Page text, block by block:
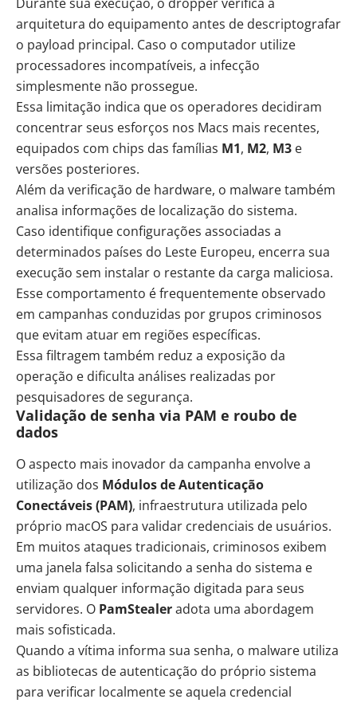
arquitetura do equipamento antes de descriptografar
o payload principal. Caso o computador utilize
processadores incompatíveis, a infecção
simplesmente não prossegue.
Essa limitação indica que os operadores decidiram
concentrar seus esforços nos Macs mais recentes,
equipados com chips das famílias M1, M2, M3 e
versões posteriores.
Além da verificação de hardware, o malware também
analisa informações de localização do sistema.
Caso identifique configurações associadas a
determinados países do Leste Europeu, encerra sua
execução sem instalar o restante da carga maliciosa.
Esse comportamento é frequentemente observado
em campanhas conduzidas por grupos criminosos
que evitam atuar em regiões específicas.
Essa filtragem também reduz a exposição da
operação e dificulta análises realizadas por
pesquisadores de segurança.
Validação de senha via PAM e roubo de
dados
O aspecto mais inovador da campanha envolve a
utilização dos Módulos de Autenticação
Conectáveis (PAM), infraestrutura utilizada pelo
próprio macOS para validar credenciais de usuários.
Em muitos ataques tradicionais, criminosos exibem
uma janela falsa solicitando a senha do sistema e
enviam qualquer informação digitada para seus
servidores. O PamStealeradota uma abordagem
mais sofisticada.
Quando a vítima informa sua senha, o malware utiliza
as bibliotecas de autenticação do próprio sistema
para verificar localmente se aquela credencial